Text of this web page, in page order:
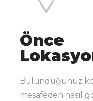
Önce
Bulunduğunuz
mesafeden nasıl